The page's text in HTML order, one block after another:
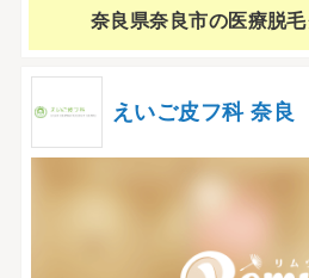
奈良県奈良市の医療脱
えいご皮フ科 奈良